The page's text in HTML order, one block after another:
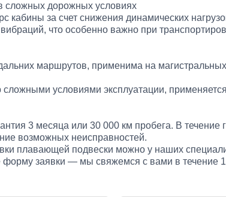
сложных дорожных условиях
кабины за счет снижения динамических
что особенно важно при
маршрутов, применима на магистральных
условиями эксплуатации,
3 месяца или 30 000 км пробега. В течение
возможных неисправностей.
плавающей подвески можно у наших
форму заявки — мы свяжемся с вами в течение